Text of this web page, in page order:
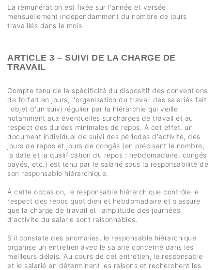
La rémunération est fixée sur l'année et versée
mensuellement indépendamment du nombre de jours
travaillés dans le mois.
ARTICLE 3 – SUIVI DE LA CHARGE DE
TRAVAIL
Compte tenu de la spécificité du dispositif des conventions
de forfait en jours, l'organisation du travail des salariés fait
l'objet d'un suivi régulier par la hiérarchie qui veille
notamment aux éventuelles surcharges de travail et au
respect des durées minimales de repos. À cet effet, un
document individuel de suivi des périodes d'activité, des
jours de repos et jours de congés (en précisant le nombre,
la date et la qualification du repos : hebdomadaire, congés
payés, etc.) est tenu par le salarié sous la responsabilité de
son responsable hiérarchique.
À cette occasion, le responsable hiérarchique contrôle le
respect des repos quotidien et hebdomadaire et s'assure
que la charge de travail et l'amplitude des journées
d'activité du salarié sont raisonnables.
S'il constate des anomalies, le responsable hiérarchique
organise un entretien avec le salarié concerné dans les
meilleurs délais. Au cours de cet entretien, le responsable
et le salarié en déterminent les raisons et recherchent les